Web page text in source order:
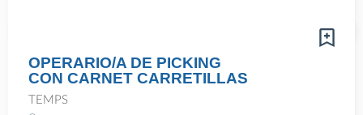
OPERARIO/A DE PICKING
CON CARNET CARRETILLAS
TEMPS